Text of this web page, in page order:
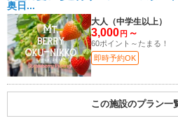
奥日...
大人（中学生以上）
3,000 円 ～
60ポイント～たまる！
即時予約OK
この施設のプラン一